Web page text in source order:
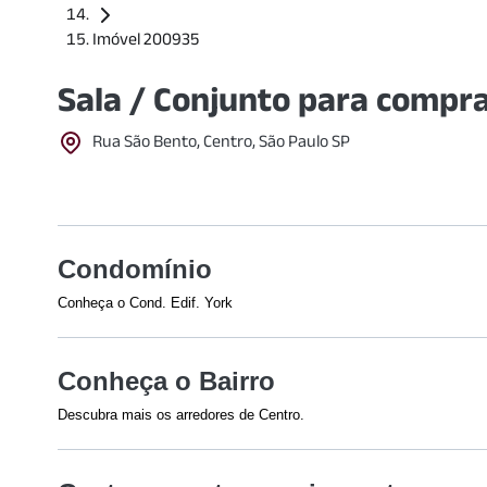
Imóvel 200935
Sala / Conjunto para
Rua São Bento, Centro, São Paulo SP
Condomínio
Conheça o Cond. Edif. York
Conheça o Bairro
Descubra mais os arredores de Centro.